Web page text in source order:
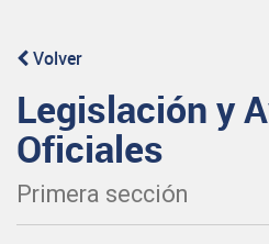
Volver
Legislación y
Oficiales
Primera sección